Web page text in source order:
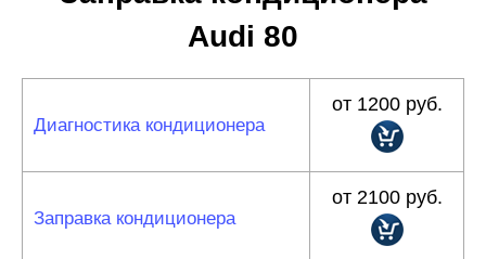
Audi 80
Диагностика кондиционера
от 1200 руб.
Заправка кондиционера
от 2100 руб.